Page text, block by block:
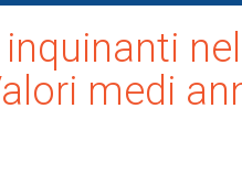
medi